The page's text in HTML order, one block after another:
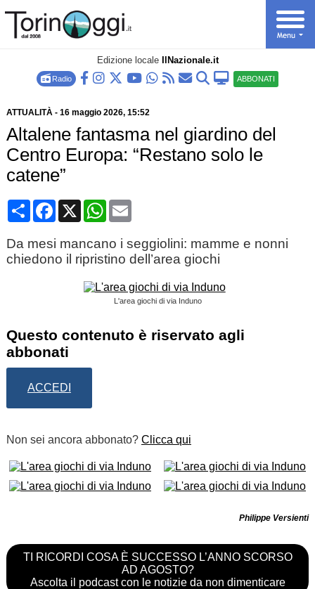
Edizione locale IlNazionale.it
Radio ABBONATI
ATTUALITÀ- 16 maggio 2026, 15:52
Altalene fantasma nel giardino del
Centro Europa: “Restano solo le
catene”
CondividiFacebook
X WhatsApp
Email
Da mesi mancano i seggiolini: mamme e nonni
chiedono il ripristino dell’area giochi
L'area giochi di via Induno
Questo contenuto è riservato agli
abbonati
ACCEDI
Non sei ancora abbonato? Clicca qui
Philippe Versienti
TI RICORDI COSA È SUCCESSO L’ANNO SCORSO
AD AGOSTO?
Ascolta il podcast con le notizie da non dimenticare